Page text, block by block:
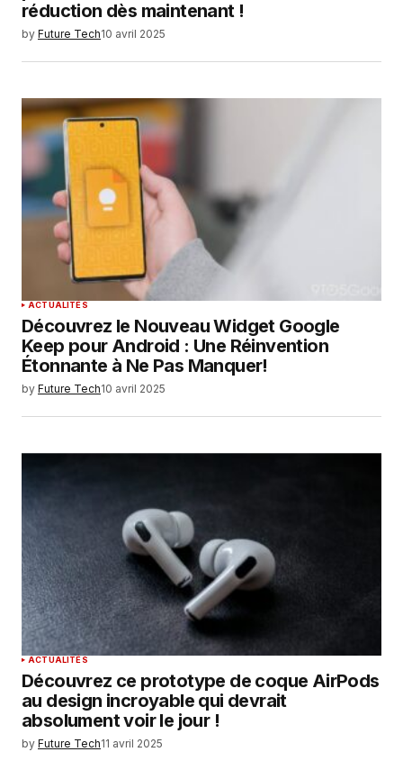
réduction dès maintenant !
by Future Tech10 avril 2025
ACTUALITÉS
Découvrez le Nouveau Widget Google
Keep pour Android : Une Réinvention
Étonnante à Ne Pas Manquer!
by Future Tech10 avril 2025
ACTUALITÉS
Découvrez ce prototype de coque AirPods
au design incroyable qui devrait
absolument voir le jour !
by Future Tech11 avril 2025